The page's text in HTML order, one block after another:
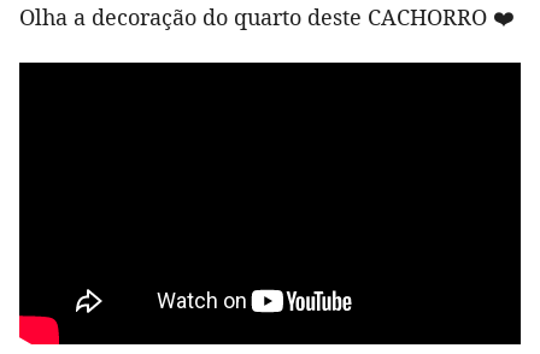
Olha a decoração do quarto deste CACHORRO ❤️